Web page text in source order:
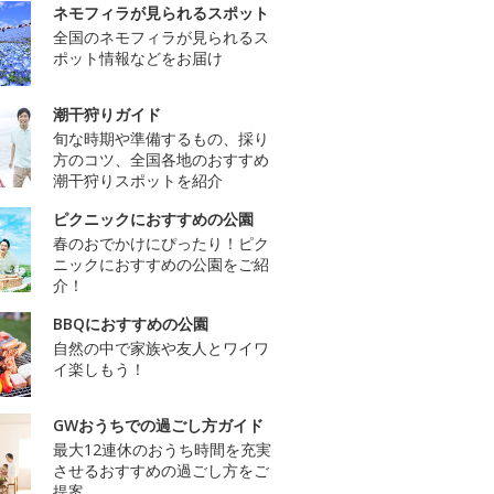
ネモフィラが見られるスポット
全国のネモフィラが見られるス
ポット情報などをお届け
潮干狩りガイド
旬な時期や準備するもの、採り
方のコツ、全国各地のおすすめ
潮干狩りスポットを紹介
ピクニックにおすすめの公園
春のおでかけにぴったり！ピク
ニックにおすすめの公園をご紹
介！
BBQにおすすめの公園
自然の中で家族や友人とワイワ
イ楽しもう！
GWおうちでの過ごし方ガイド
最大12連休のおうち時間を充実
させるおすすめの過ごし方をご